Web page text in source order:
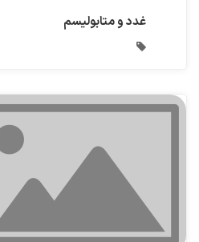
غدد و متابولیسم